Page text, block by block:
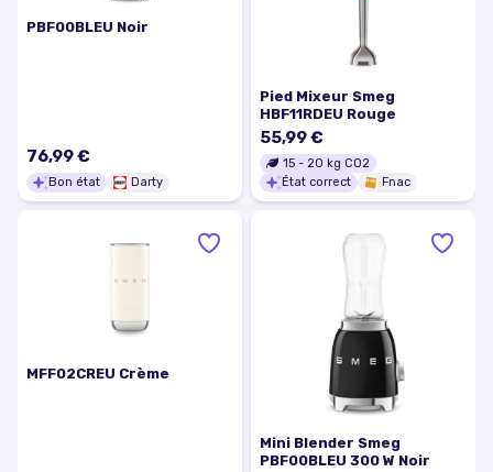
PBF00BLEU Noir
76,99 €
Bon état Darty
Pied Mixeur Smeg
HBF11RDEU Rouge
55,99 €
15 - 20 kg CO2
État correct
Fnac
MFF02CREU Crème
Mini Blender Smeg
PBF00BLEU 300 W Noir